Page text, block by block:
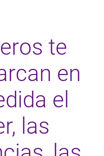
te
en
el
las